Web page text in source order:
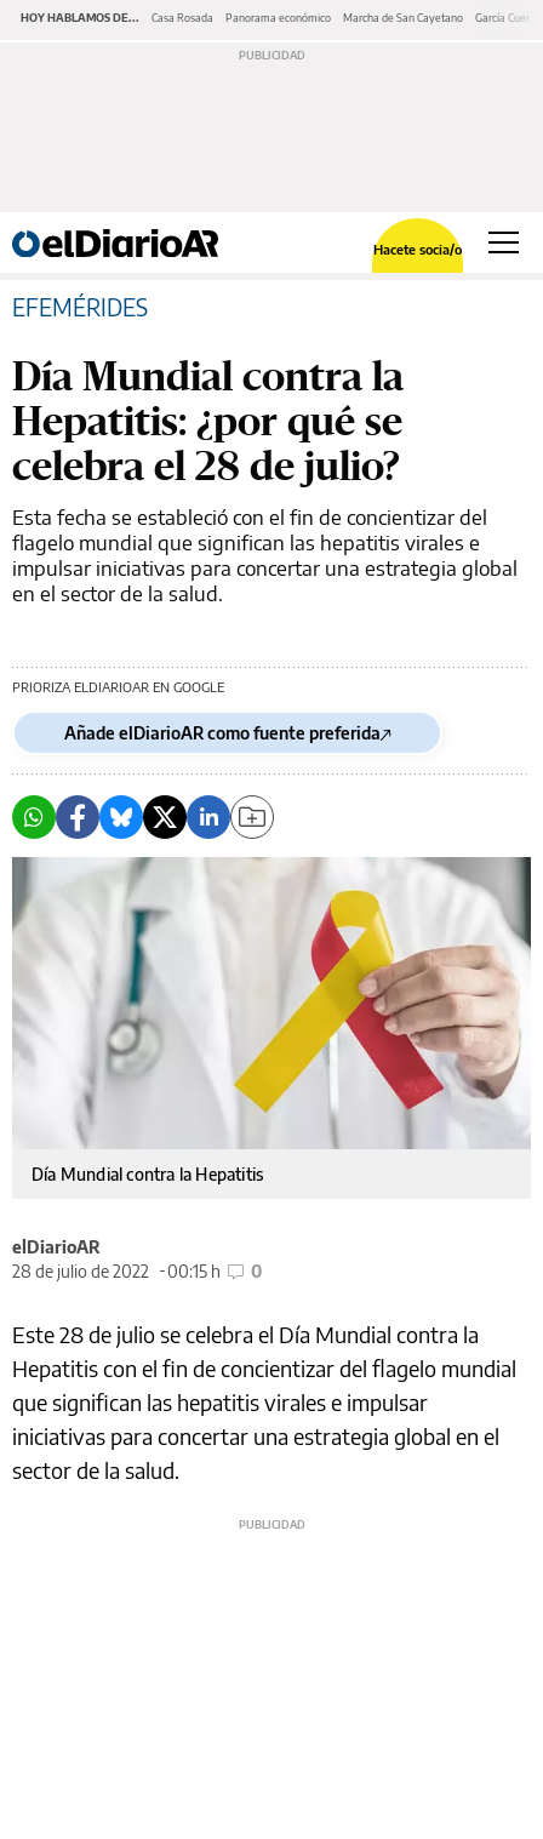
HOY HABLAMOS DE... Casa Rosada Panorama económico Marcha de San Cayetano García Cuerva
Hacete socia/o
EFEMÉRIDES
Día Mundial contra la
Hepatitis: ¿por qué se
celebra el 28 de julio?
Esta fecha se estableció con el fin de concientizar del
flagelo mundial que significan las hepatitis virales e
impulsar iniciativas para concertar una estrategia global
en el sector de la salud.
PRIORIZA ELDIARIOAR EN GOOGLE
Añade elDiarioAR como fuente preferida
Día Mundial contra la Hepatitis
elDiarioAR
28 de julio de 2022
00:15 h 0
Este 28 de julio se celebra el Día Mundial contra la
Hepatitis con el fin de concientizar del flagelo mundial
que significan las hepatitis virales e impulsar
iniciativas para concertar una estrategia global en el
sector de la salud.